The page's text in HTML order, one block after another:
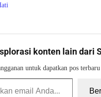
konten lain dari
untuk dapatkan pos